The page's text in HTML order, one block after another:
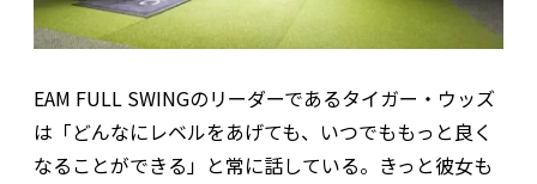
EAM FULL SWINGのリーダーであるタイガー・ウッズ
は「どんなにレベルをあげても、いつでももっと良く
なることができる」と常に話している。きっと彼女も